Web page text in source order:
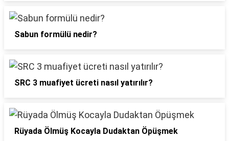
Sabun formülü nedir?
SRC 3 muafiyet ücreti nasıl yatırılır?
Rüyada Ölmüş Kocayla Dudaktan Öpüşmek